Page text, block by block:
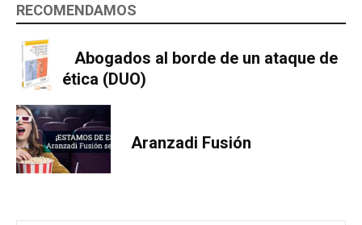
RECOMENDAMOS
Abogados al borde de un ataque de
ética (DUO)
Aranzadi Fusión